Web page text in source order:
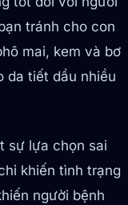
tránh cho con
mai, kem và bơ
da tiết dầu nhiều
sự lựa chọn sai
khiến tình trạng
người bệnh